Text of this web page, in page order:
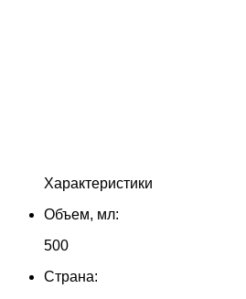
Характеристики
Объем, мл:
500
Страна: